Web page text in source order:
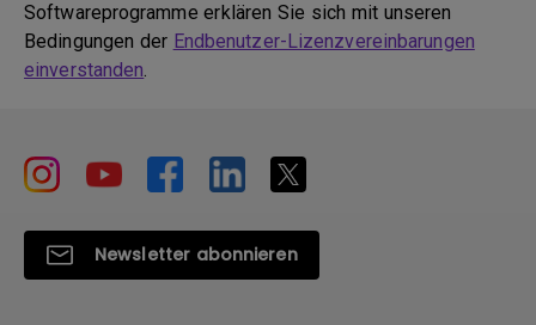
Softwareprogramme erklären Sie sich mit unseren
Bedingungen der Endbenutzer-Lizenzvereinbarungen
einverstanden.
Newsletter abonnieren